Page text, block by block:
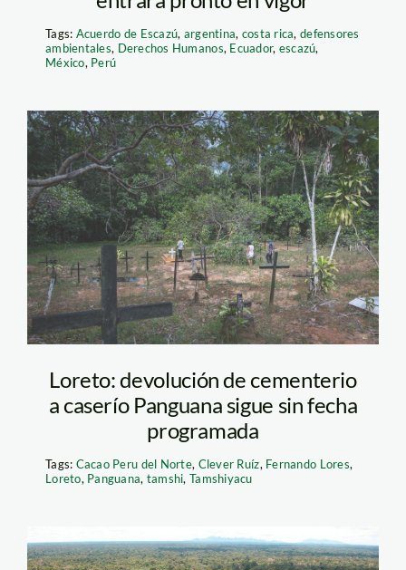
Tags: Acuerdo de Escazú, argentina, costa rica, defensores
ambientales, Derechos Humanos, Ecuador, escazú,
México, Perú
Cementerio-
Panguana-SPDA
Loreto: devolución de cementerio
a caserío Panguana sigue sin fecha
programada
Tags: Cacao Peru del Norte, Clever Ruíz, Fernando Lores,
Loreto, Panguana, tamshi,Tamshiyacu